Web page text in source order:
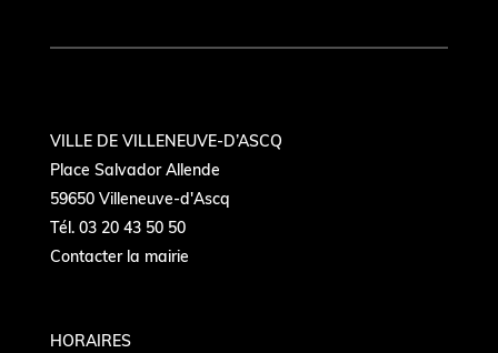
VILLE DE VILLENEUVE-D’ASCQ
Place Salvador Allende
59650 Villeneuve-d'Ascq
Tél. 03 20 43 50 50
Contacter la mairie
HORAIRES